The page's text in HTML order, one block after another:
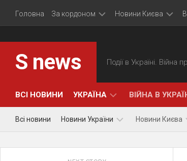
Головна За кордоном
Політика
Економіка
Новини Києва
Суспільство
S news Події в Україні. Війна
ВСІ НОВИНИ УКРАЇНА
ПОЛІТИКА
ВІЙНА В
Всі новини Новини України
Політика
Новини Києва
Події